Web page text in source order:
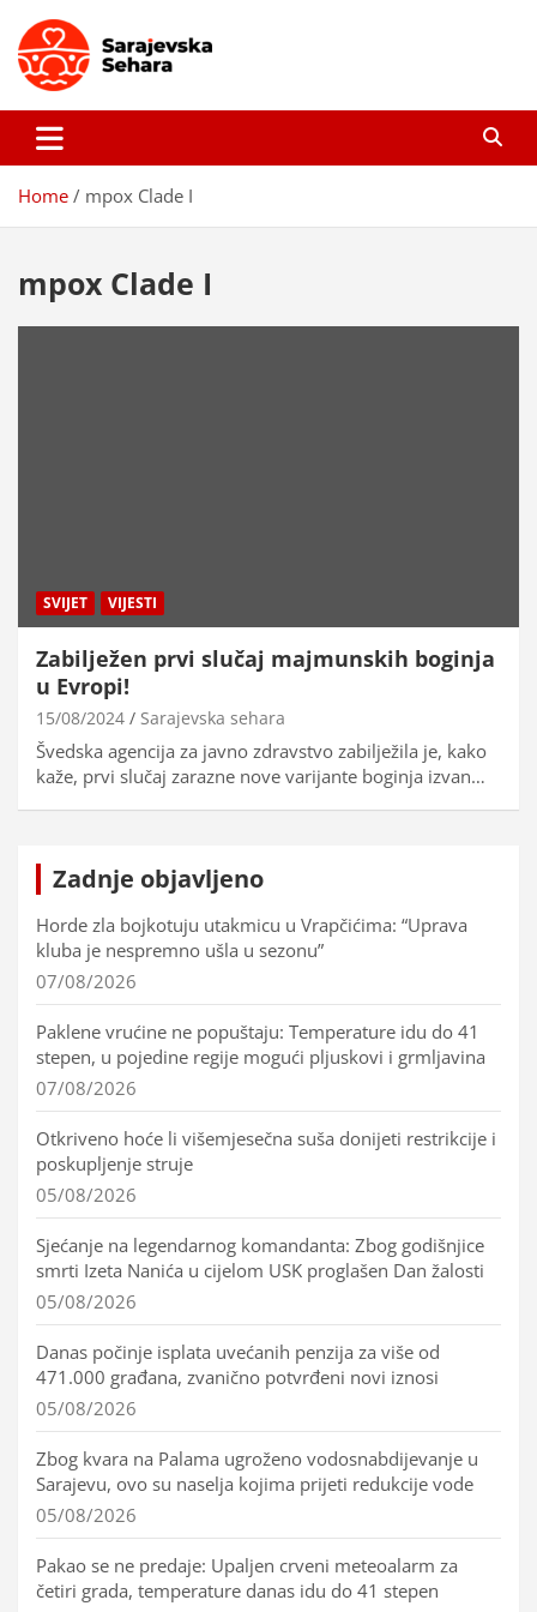
content
Sarajevska sehara
Home mpox Clade I
mpox Clade I
SVIJET VIJESTI
Zabilježen prvi slučaj majmunskih boginja
u Evropi!
15/08/2024 Sarajevska sehara
Švedska agencija za javno zdravstvo zabilježila je, kako
kaže, prvi slučaj zarazne nove varijante boginja izvan…
Zadnje objavljeno
Horde zla bojkotuju utakmicu u Vrapčićima: “Uprava
kluba je nespremno ušla u sezonu”
07/08/2026
Paklene vrućine ne popuštaju: Temperature idu do 41
stepen, u pojedine regije mogući pljuskovi i grmljavina
07/08/2026
Otkriveno hoće li višemjesečna suša donijeti restrikcije i
poskupljenje struje
05/08/2026
Sjećanje na legendarnog komandanta: Zbog godišnjice
smrti Izeta Nanića u cijelom USK proglašen Dan žalosti
05/08/2026
Danas počinje isplata uvećanih penzija za više od
471.000 građana, zvanično potvrđeni novi iznosi
05/08/2026
Zbog kvara na Palama ugroženo vodosnabdijevanje u
Sarajevu, ovo su naselja kojima prijeti redukcije vode
05/08/2026
Pakao se ne predaje: Upaljen crveni meteoalarm za
četiri grada, temperature danas idu do 41 stepen